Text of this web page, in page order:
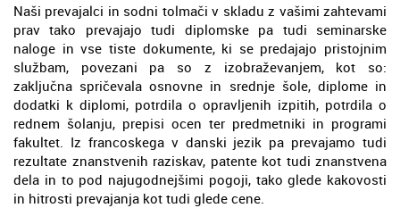
Naši prevajalci in sodni tolmači v skladu z vašimi zahtevami
prav tako prevajajo tudi diplomske pa tudi seminarske
naloge in vse tiste dokumente, ki se predajajo pristojnim
službam, povezani pa so z izobraževanjem, kot so:
zaključna spričevala osnovne in srednje šole, diplome in
dodatki k diplomi, potrdila o opravljenih izpitih, potrdila o
rednem šolanju, prepisi ocen ter predmetniki in programi
fakultet. Iz francoskega v danski jezik pa prevajamo tudi
rezultate znanstvenih raziskav, patente kot tudi znanstvena
dela in to pod najugodnejšimi pogoji, tako glede kakovosti
in hitrosti prevajanja kot tudi glede cene.